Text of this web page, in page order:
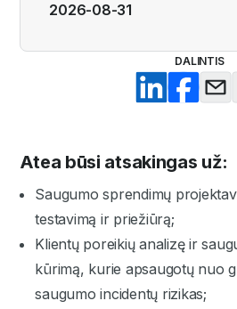
2026-08-31
DALINTIS
Atea būsi atsakingas už:
Saugumo sprendimų
testavimą ir priežiūrą;
Klientų poreikių analizę ir
kūrimą, kurie apsaugotų nuo
saugumo incidentų rizikas;